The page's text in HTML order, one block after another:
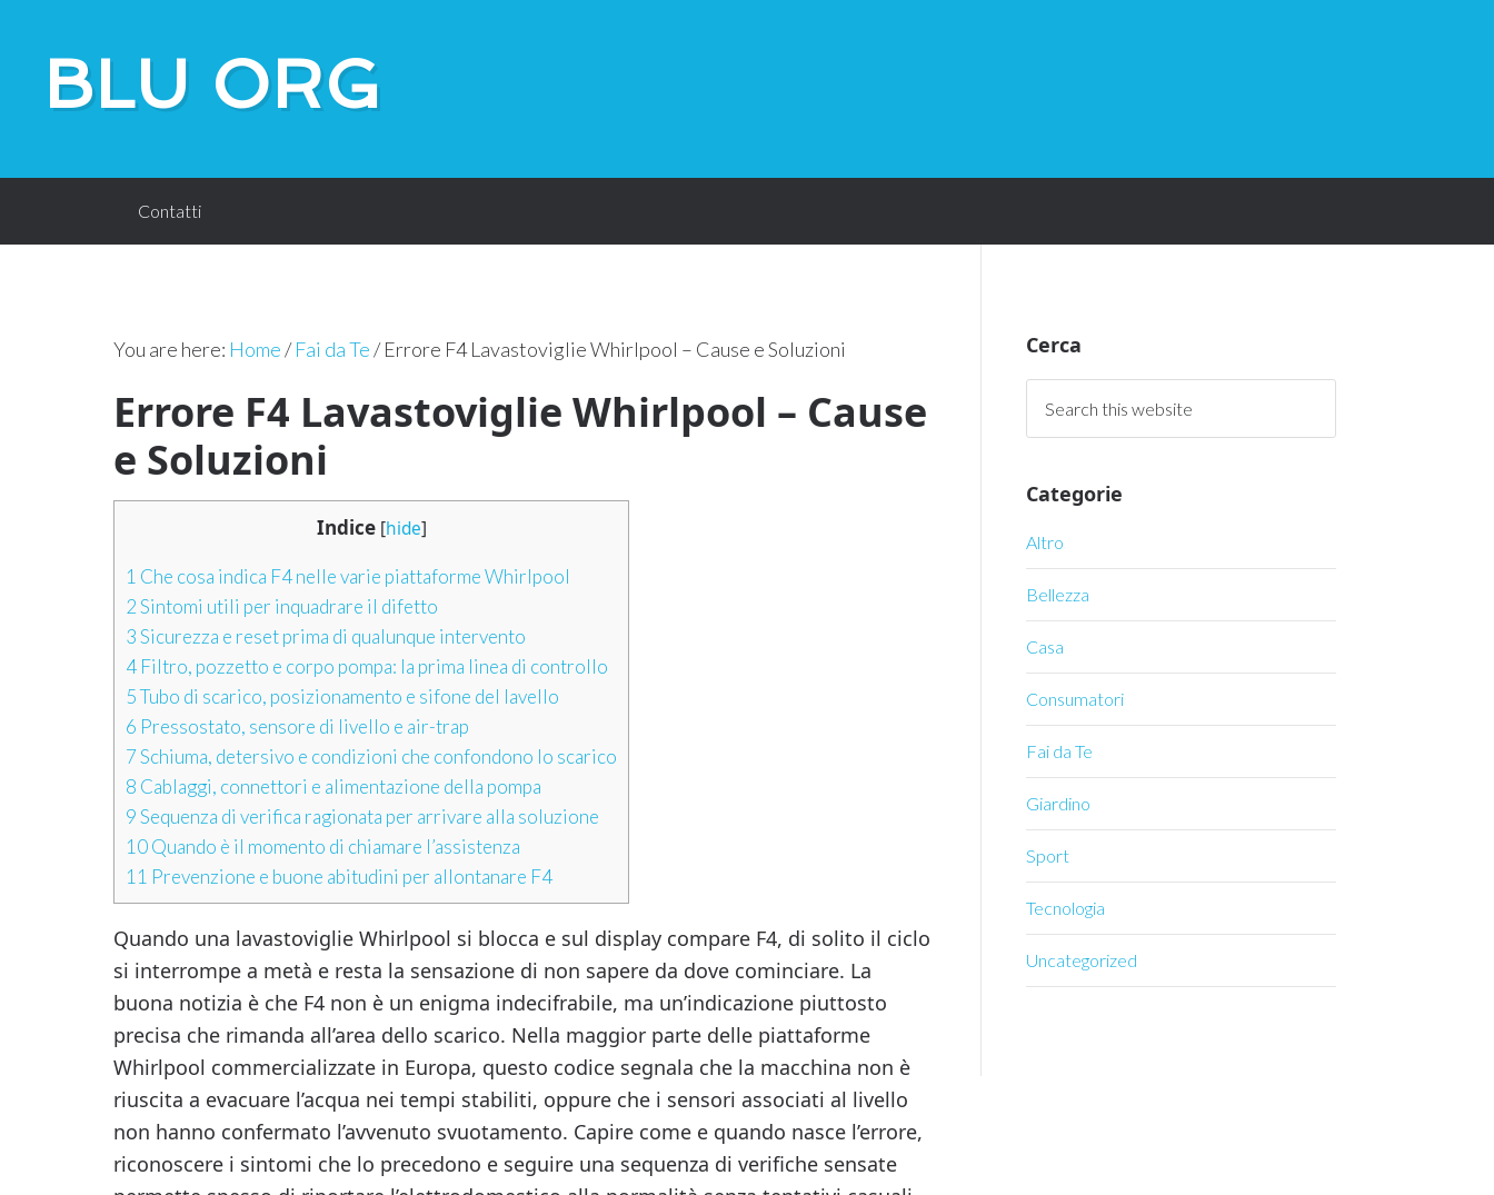
BLU ORG
Contatti
You are here: Home/ Fai da Te/Errore F4 Lavastoviglie Whirlpool – Cause e Soluzioni​
Errore F4 Lavastoviglie Whirlpool – Cause
e Soluzioni​
Indice [hide]
1 Che cosa indica F4 nelle varie piattaforme Whirlpool
2Sintomi utili per inquadrare il difetto
3Sicurezza e reset prima di qualunque intervento
4 Filtro, pozzetto e corpo pompa: la prima linea di controllo
5Tubo di scarico, posizionamento e sifone del lavello
6 Pressostato, sensore di livello e air-trap
7Schiuma, detersivo e condizioni che confondono lo scarico
8 Cablaggi, connettori e alimentazione della pompa
9Sequenza di verifica ragionata per arrivare alla soluzione
10Quando è il momento di chiamare l’assistenza
11 Prevenzione e buone abitudini per allontanare F4
Quando una lavastoviglie Whirlpool si blocca e sul display compare F4, di solito il ciclo
si interrompe a metà e resta la sensazione di non sapere da dove cominciare. La
buona notizia è che F4 non è un enigma indecifrabile, ma un’indicazione piuttosto
precisa che rimanda all’area dello scarico. Nella maggior parte delle piattaforme
Whirlpool commercializzate in Europa, questo codice segnala che la macchina non è
riuscita a evacuare l’acqua nei tempi stabiliti, oppure che i sensori associati al livello
non hanno confermato l’avvenuto svuotamento. Capire come e quando nasce l’errore,
riconoscere i sintomi che lo precedono e seguire una sequenza di verifiche sensate
Cerca
Categorie
Altro
Bellezza
Casa
Consumatori
Fai da Te
Giardino
Sport
Tecnologia
Uncategorized